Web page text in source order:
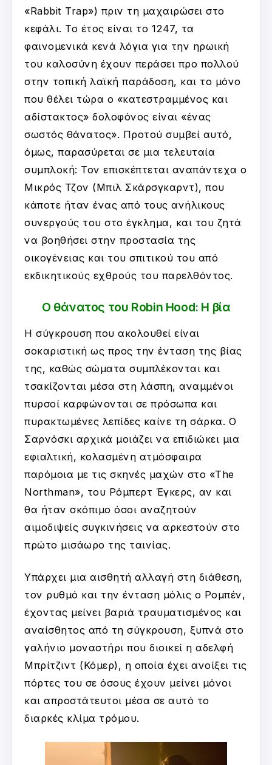
«Rabbit Trap») πριν τη μαχαιρώσει στο
κεφάλι. Το έτος είναι το 1247, τα
φαινομενικά κενά λόγια για την ηρωική
του καλοσύνη έχουν περάσει προ πολλού
στην τοπική λαϊκή παράδοση, και το μόνο
που θέλει τώρα ο «κατεστραμμένος και
αδίστακτος» δολοφόνος είναι «ένας
σωστός θάνατος». Προτού συμβεί αυτό,
όμως, παρασύρεται σε μια τελευταία
συμπλοκή: Τον επισκέπτεται αναπάντεχα ο
Μικρός Τζον (Μπιλ Σκάρσγκαρντ), που
κάποτε ήταν ένας από τους ανήλικους
συνεργούς του στο έγκλημα, και του ζητά
να βοηθήσει στην προστασία της
οικογένειας και του σπιτικού του από
εκδικητικούς εχθρούς του παρελθόντος.
Ο θάνατος του Robin Hood: Η βία
Η σύγκρουση που ακολουθεί είναι
σοκαριστική ως προς την ένταση της βίας
της, καθώς σώματα συμπλέκονται και
τσακίζονται μέσα στη λάσπη, αναμμένοι
πυρσοί καρφώνονται σε πρόσωπα και
πυρακτωμένες λεπίδες καίνε τη σάρκα. Ο
Σαρνόσκι αρχικά μοιάζει να επιδιώκει μια
εφιαλτική, κολασμένη ατμόσφαιρα
παρόμοια με τις σκηνές μαχών στο «The
Northman», του Ρόμπερτ Έγκερς, αν και
θα ήταν σκόπιμο όσοι αναζητούν
αιμοδιψείς συγκινήσεις να αρκεστούν στο
πρώτο μισάωρο της ταινίας.
Υπάρχει μια αισθητή αλλαγή στη διάθεση,
τον ρυθμό και την ένταση μόλις ο Ρομπέν,
έχοντας μείνει βαριά τραυματισμένος και
αναίσθητος από τη σύγκρουση, ξυπνά στο
γαλήνιο μοναστήρι που διοικεί η αδελφή
Μπρίτζιντ (Κόμερ), η οποία έχει ανοίξει τις
πόρτες του σε όσους έχουν μείνει μόνοι
και απροστάτευτοι μέσα σε αυτό το
διαρκές κλίμα τρόμου.